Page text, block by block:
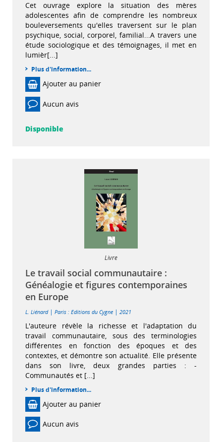
Cet ouvrage explore la situation des mères
adolescentes afin de comprendre les nombreux
bouleversements qu'elles traversent sur le plan
psychique, social, corporel, familial...A travers une
étude sociologique et des témoignages, il met en
lumièr[...]
Plus d'information...
Ajouter au panier
Aucun avis
Disponible
Livre
Le travail social communautaire :
Généalogie et figures contemporaines
en Europe
L. Liénard | Paris : Editions du Cygne | 2021
L'auteure révèle la richesse et l'adaptation du
travail communautaire, sous des terminologies
différentes en fonction des époques et des
contextes, et démontre son actualité. Elle présente
dans son livre, deux grandes parties : -
Communautés et [...]
Plus d'information...
Ajouter au panier
Aucun avis